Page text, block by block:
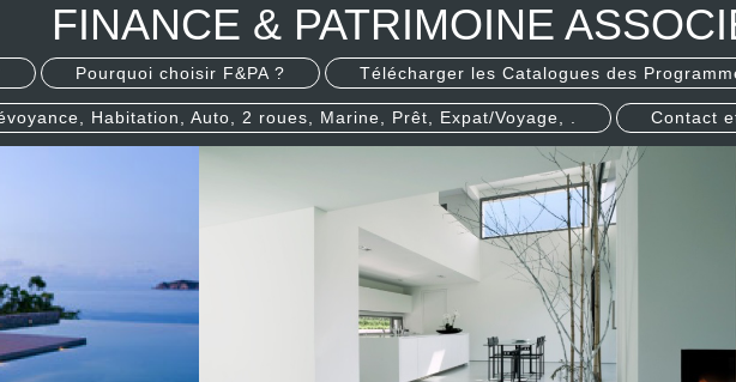
FINANCE & PATRIMOINE
Pourquoi choisir F&PA ? Télécharger les Catalogues des
Habitation, Auto, 2 roues, Marine, Prêt, Expat/Voyage, . Contact